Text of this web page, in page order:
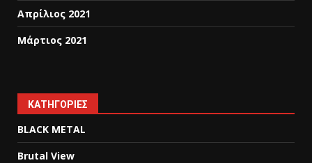
Απρίλιος 2021
Μάρτιος 2021
KΑΤΗΓΟΡΊΕΣ
BLACK METAL
Brutal View